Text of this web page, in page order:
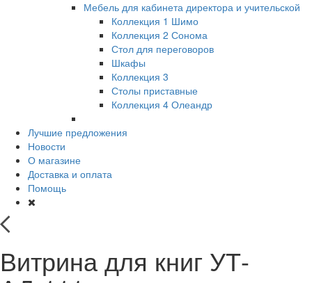
Мебель для кабинета директора и учительской
Коллекция 1 Шимо
Коллекция 2 Сонома
Стол для переговоров
Шкафы
Коллекция 3
Столы приставные
Коллекция 4 Олеандр
Лучшие предложения
Новости
О магазине
Доставка и оплата
Помощь
Витрина для книг УТ-